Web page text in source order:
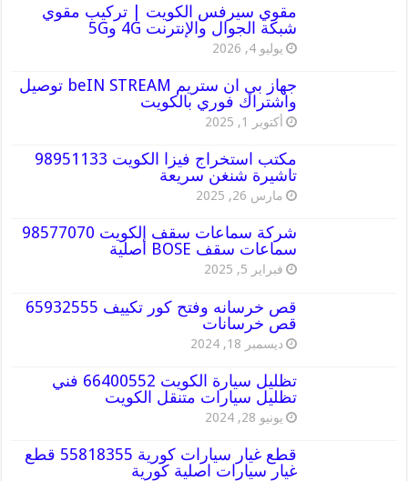
مقوي سيرفس الكويت | تركيب مقوي
شبكة الجوال والإنترنت 4G و5G
يوليو 4, 2026
جهاز بي ان ستريم beIN STREAM توصيل
واشتراك فوري بالكويت
أكتوبر 1, 2025
مكتب استخراج فيزا الكويت 98951133
تاشيرة شنغن سريعة
مارس 26, 2025
شركة سماعات سقف الكويت 98577070
سماعات سقف BOSE أصلية
فبراير 5, 2025
قص خرسانه وفتح كور تكييف 65932555
قص خرسانات
ديسمبر 18, 2024
تظليل سيارة الكويت 66400552 فني
تظليل سيارات متنقل الكويت
يونيو 28, 2024
قطع غيار سيارات كورية 55818355 قطع
غيار سيارات اصلية كورية